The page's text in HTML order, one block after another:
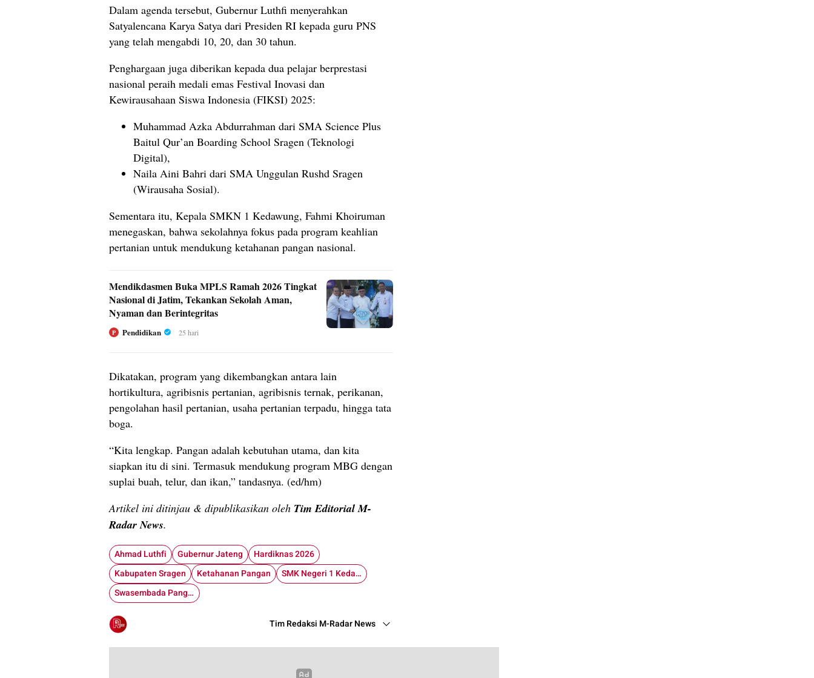
Dalam agenda tersebut, Gubernur Luthfi menyerahkan
Satyalencana Karya Satya dari Presiden RI kepada guru PNS
yang telah mengabdi 10, 20, dan 30 tahun.
Penghargaan juga diberikan kepada dua pelajar berprestasi
nasional peraih medali emas Festival Inovasi dan
Kewirausahaan Siswa Indonesia (FIKSI) 2025:
Muhammad Azka Abdurrahman dari SMA Science Plus
Baitul Qur’an Boarding School Sragen (Teknologi
Digital),
Naila Aini Bahri dari SMA Unggulan Rushd Sragen
(Wirausaha Sosial).
Sementara itu, Kepala SMKN 1 Kedawung, Fahmi Khoiruman
menegaskan, bahwa sekolahnya fokus pada program keahlian
pertanian untuk mendukung ketahanan pangan nasional.
Mendikdasmen Buka MPLS Ramah 2026 Tingkat
Nasional di Jatim, Tekankan Sekolah Aman,
Nyaman dan Berintegritas
P Pendidikan 25 hari
Dikatakan, program yang dikembangkan antara lain
hortikultura, agribisnis pertanian, agribisnis ternak, perikanan,
pengolahan hasil pertanian, usaha pertanian terpadu, hingga tata
boga.
“Kita lengkap. Pangan adalah kebutuhan utama, dan kita
siapkan itu di sini. Termasuk mendukung program MBG dengan
suplai buah, telur, dan ikan,” tandasnya. (ed/hm)
Artikel ini ditinjau & dipublikasikan oleh Tim Editorial M-
Radar News.
Ahmad Luthfi Gubernur Jateng
Hardiknas 2026
Kabupaten Sragen
Ketahanan Pangan
SMK Negeri 1 Kedawung
Swasembada Pangan
Tim Redaksi M-Radar News